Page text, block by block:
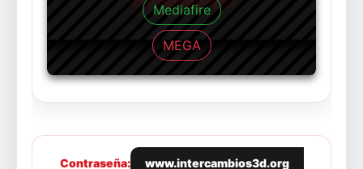
Mediafire
MEGA
Contraseña: www.intercambios3d.org